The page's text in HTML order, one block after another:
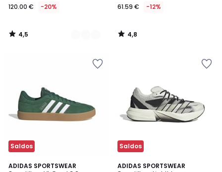
120.00 € -20%
4,5
/
61.59 € -12%
4,8
/
Saldos
ADIDAS SPORTSWEAR
4,8
2
Saldos
ADIDAS SPORTSWEAR
4,8